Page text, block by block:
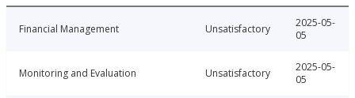
Financial Management Unsatisfactory
2025-05-
05
Monitoring and Evaluation Unsatisfactory
2025-05-
05